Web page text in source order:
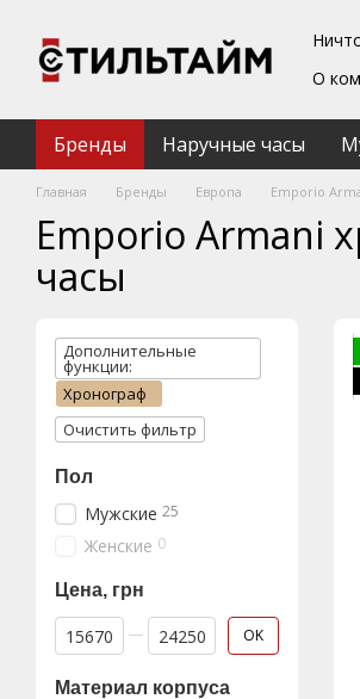
О
Бренды Наручные часы
Главная Бренды Европа Emporio
Emporio Armani
часы
Дополнительные
функции:
Хронограф
Очистить фильтр
Пол
Мужские 25
Женские 0
Цена, грн
От Цена, грн
До Цена, грн OK
Материал корпуса